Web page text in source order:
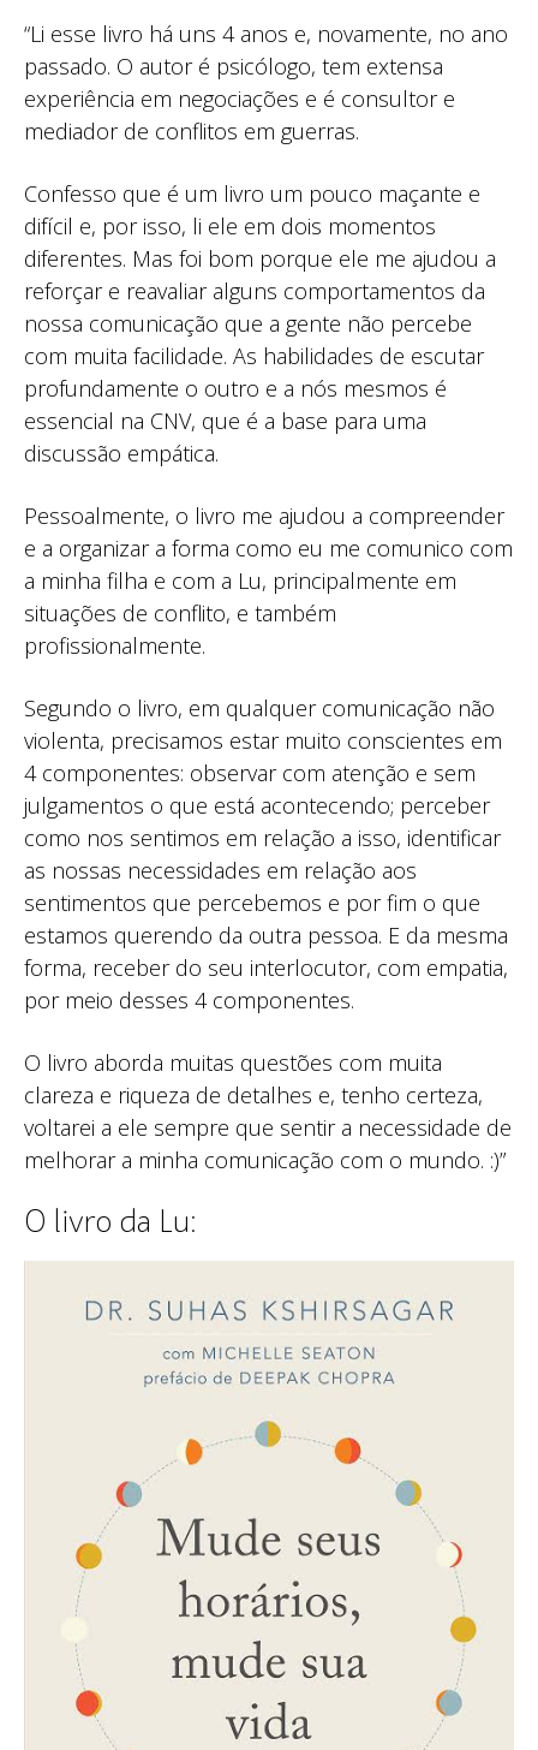
“Li esse livro há uns 4 anos e, novamente, no ano
passado. O autor é psicólogo, tem extensa
experiência em negociações e é consultor e
mediador de conflitos em guerras.
Confesso que é um livro um pouco maçante e
difícil e, por isso, li ele em dois momentos
diferentes. Mas foi bom porque ele me ajudou a
reforçar e reavaliar alguns comportamentos da
nossa comunicação que a gente não percebe
com muita facilidade. As habilidades de escutar
profundamente o outro e a nós mesmos é
essencial na CNV, que é a base para uma
discussão empática.
Pessoalmente, o livro me ajudou a compreender
e a organizar a forma como eu me comunico com
a minha filha e com a Lu, principalmente em
situações de conflito, e também
profissionalmente.
Segundo o livro, em qualquer comunicação não
violenta, precisamos estar muito conscientes em
4 componentes: observar com atenção e sem
julgamentos o que está acontecendo; perceber
como nos sentimos em relação a isso, identificar
as nossas necessidades em relação aos
sentimentos que percebemos e por fim o que
estamos querendo da outra pessoa. E da mesma
forma, receber do seu interlocutor, com empatia,
por meio desses 4 componentes.
O livro aborda muitas questões com muita
clareza e riqueza de detalhes e, tenho certeza,
voltarei a ele sempre que sentir a necessidade de
melhorar a minha comunicação com o mundo. :)”
O livro da Lu: